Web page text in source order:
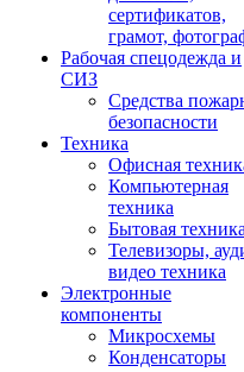
сертификатов,
грамот,
Рабочая спецодежда и
СИЗ
Средства
безопасности
Техника
Офисная
Компьютерная
техника
Бытовая техника
Телевизоры,
видео техника
Электронные
компоненты
Микросхемы
Конденсаторы